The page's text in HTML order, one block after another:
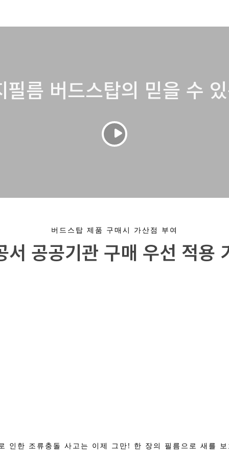
필름 버드스탑의 믿을 수
버드스탑 제품 구매시 가산점 부여
서 공공기관 구매 우선 적용
인한 조류충돌 사고는 이제 그만! 한 장의 필름으로 새를 보